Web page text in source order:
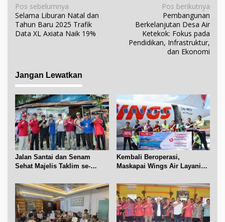
N
a
v
s
i
p
o
s
Pos sebelumnya
Selama Liburan Natal dan
Tahun Baru 2025 Trafik
Data XL Axiata Naik 19%
Pos berikutnya
Pembangunan
Berkelanjutan Desa Air
Ketekok: Fokus pada
Pendidikan, Infrastruktur,
dan Ekonomi
Jangan Lewatkan
Jalan Santai dan Senam
Sehat Majelis Taklim se-
Kembali Beroperasi,
Maskapai Wings Air Layani